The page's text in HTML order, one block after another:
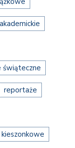
świąteczne
reportaże